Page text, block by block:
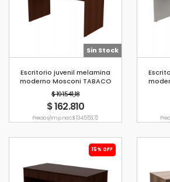
Sin Stock
Escritorio juvenil melamina
moderno Mosconi TABACO
$ 191.541,18
$ 162.810
Precio s/imp. nac. $ 134.553,72
15% OFF